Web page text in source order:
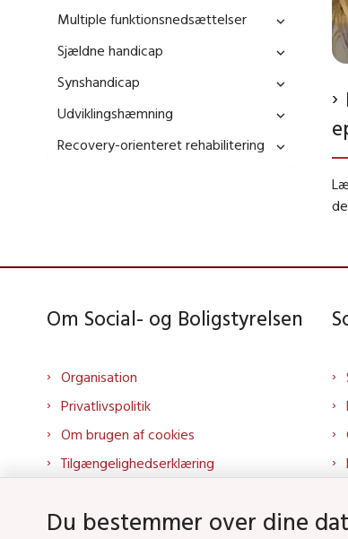
Multiple funktionsnedsættelser
Sjældne handicap
Synshandicap
Udviklingshæmning
Recovery-orienteret rehabilitering
Om Social- og Boligstyrelsen
Organisation
Privatlivspolitik
Om brugen af cookies
Tilgængelighedserklæring
Kontakt os
Du bestemmer over dine